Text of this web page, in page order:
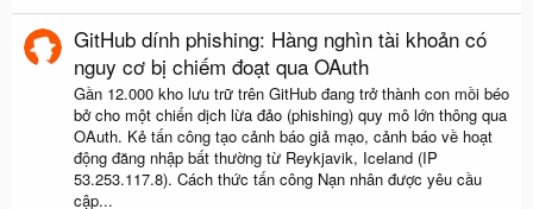
GitHub dính phishing: Hàng nghìn tài khoản có
nguy cơ bị chiếm đoạt qua OAuth
Gần 12.000 kho lưu trữ trên GitHub đang trở thành con mồi béo
bở cho một chiến dịch lừa đảo (phishing) quy mô lớn thông qua
OAuth. Kẻ tấn công tạo cảnh báo giả mạo, cảnh báo về hoạt
động đăng nhập bất thường từ Reykjavik, Iceland (IP
53.253.117.8). Cách thức tấn công Nạn nhân được yêu cầu
cập...